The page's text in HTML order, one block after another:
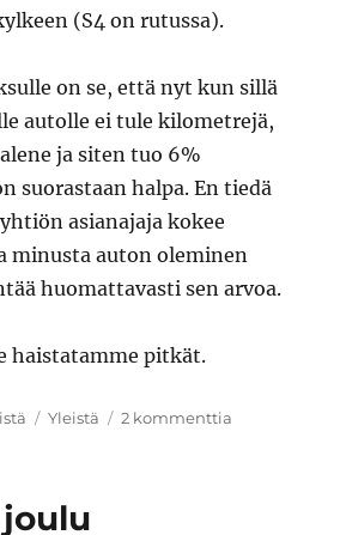
(S4 on rutussa).
on se, että nyt kun sillä
autolle ei tule kilometrejä,
ja siten tuo 6%
suorastaan halpa. En tiedä
asianajaja kokee
minusta auton oleminen
huomattavasti sen arvoa.
haistatamme pitkät.
Avainsanat
Yleistä 2 kommenttia